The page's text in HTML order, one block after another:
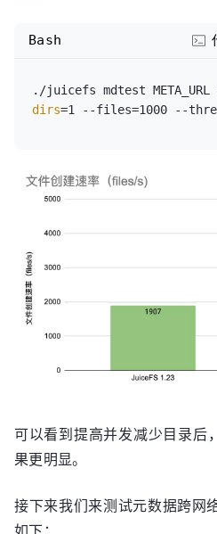
./juicefs mdtest
dirs
Bash
可以看到提高并发减少目录后
果更明显。
接下来我们来测试元数据跨网
如下：